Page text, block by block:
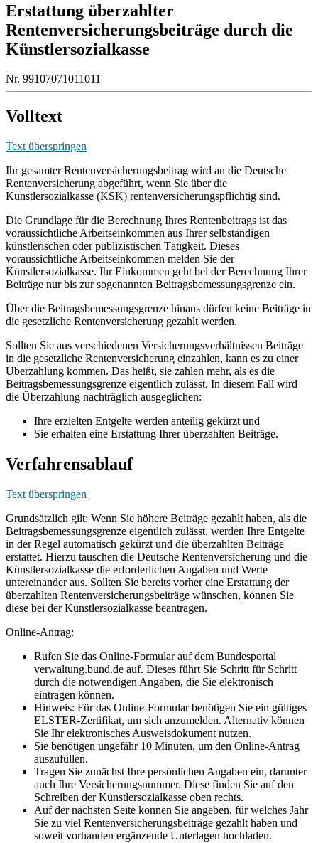
Erstattung überzahlter
Rentenversicherungsbeiträge durch die
Künstlersozialkasse
Nr. 99107071011011
Volltext
Text überspringen
Ihr gesamter Rentenversicherungsbeitrag wird an die Deutsche
Rentenversicherung abgeführt, wenn Sie über die
Künstlersozialkasse (KSK) rentenversicherungspflichtig sind.
Die Grundlage für die Berechnung Ihres Rentenbeitrags ist das
voraussichtliche Arbeitseinkommen aus Ihrer selbständigen
künstlerischen oder publizistischen Tätigkeit. Dieses
voraussichtliche Arbeitseinkommen melden Sie der
Künstlersozialkasse. Ihr Einkommen geht bei der Berechnung Ihrer
Beiträge nur bis zur sogenannten Beitragsbemessungsgrenze ein.
Über die Beitragsbemessungsgrenze hinaus dürfen keine Beiträge in
die gesetzliche Rentenversicherung gezahlt werden.
Sollten Sie aus verschiedenen Versicherungsverhältnissen Beiträge
in die gesetzliche Rentenversicherung einzahlen, kann es zu einer
Überzahlung kommen. Das heißt, sie zahlen mehr, als es die
Beitragsbemessungsgrenze eigentlich zulässt. In diesem Fall wird
die Überzahlung nachträglich ausgeglichen:
Ihre erzielten Entgelte werden anteilig gekürzt und
Sie erhalten eine Erstattung Ihrer überzahlten Beiträge.
Verfahrensablauf
Text überspringen
Grundsätzlich gilt: Wenn Sie höhere Beiträge gezahlt haben, als die
Beitragsbemessungsgrenze eigentlich zulässt, werden Ihre Entgelte
in der Regel automatisch gekürzt und die überzahlten Beiträge
erstattet. Hierzu tauschen die Deutsche Rentenversicherung und die
Künstlersozialkasse die erforderlichen Angaben und Werte
untereinander aus. Sollten Sie bereits vorher eine Erstattung der
überzahlten Rentenversicherungsbeiträge wünschen, können Sie
diese bei der Künstlersozialkasse beantragen.
Online-Antrag:
Rufen Sie das Online-Formular auf dem Bundesportal
verwaltung.bund.de auf. Dieses führt Sie Schritt für Schritt
durch die notwendigen Angaben, die Sie elektronisch
eintragen können.
Hinweis: Für das Online-Formular benötigen Sie ein gültiges
ELSTER-Zertifikat, um sich anzumelden. Alternativ können
Sie Ihr elektronisches Ausweisdokument nutzen.
Sie benötigen ungefähr 10 Minuten, um den Online-Antrag
auszufüllen.
Tragen Sie zunächst Ihre persönlichen Angaben ein, darunter
auch Ihre Versicherungsnummer. Diese finden Sie auf den
Schreiben der Künstlersozialkasse oben rechts.
Auf der nächsten Seite können Sie angeben, für welches Jahr
Sie zu viel Rentenversicherungsbeiträge gezahlt haben und
soweit vorhanden ergänzende Unterlagen hochladen.